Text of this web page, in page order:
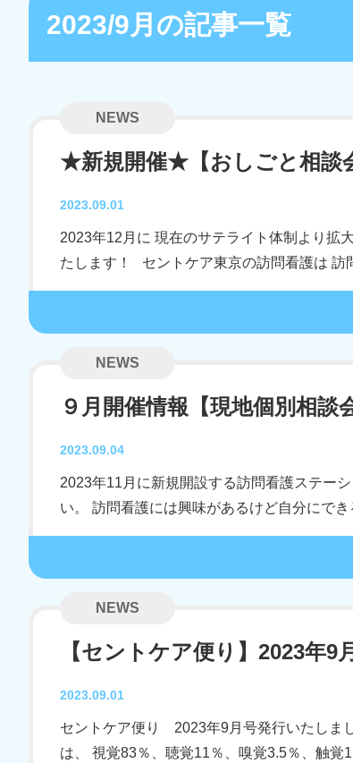
2023/9月の記事一覧
★新規開催★【おしごと相談
NEWS
2023.09.01
2023年12月に 現在のサテライト体制より拡
たします！ セントケア東京の訪問看護は 訪
９月開催情報【現地個別相
NEWS
2023.09.04
2023年11月に新規開設する訪問看護ステー
い。 訪問看護には興味があるけど自分にで
【セントケア便り】2023年9
NEWS
2023.09.01
セントケア便り 2023年9月号発行いたしま
は、 視覚83％、聴覚11％、嗅覚3.5％、触